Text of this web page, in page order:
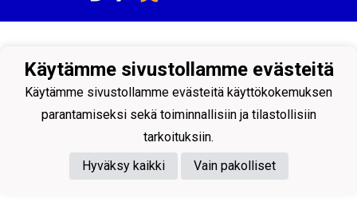
Käytämme sivustollamme evästeitä
Käytämme sivustollamme evästeitä käyttökokemuksen
parantamiseksi sekä toiminnallisiin ja tilastollisiin
tarkoituksiin.
Hyväksy kaikki
Vain pakolliset